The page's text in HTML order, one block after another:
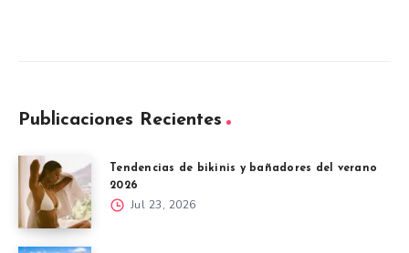
Publicaciones Recientes
Tendencias de bikinis y bañadores del verano
2026
Jul 23, 2026